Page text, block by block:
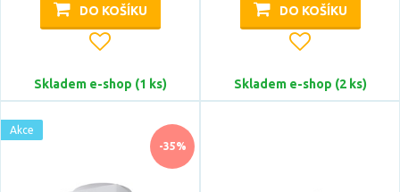
DO KOŠÍKU
Skladem e-shop (1 ks)
DO KOŠÍKU
Skladem e-shop (2 ks)
-35%
Akce